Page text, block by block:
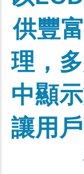
供豐
理，
中顯
讓用